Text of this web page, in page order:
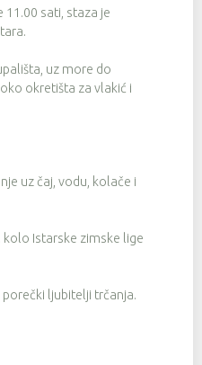
11.00 sati, staza je
uz more do
okretišta za vlakić i
uz čaj, vodu, kolače i
kolo Istarske zimske lige
ljubitelji trčanja.